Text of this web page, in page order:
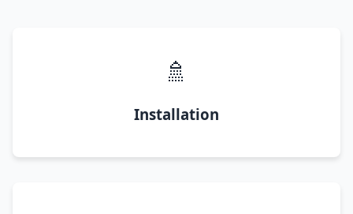
🚿
Installation